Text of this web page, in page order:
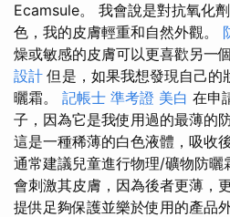
Ecamsule。 我會說是對抗氧化
色，我的皮膚輕重和自然外觀。
燥或敏感的皮膚可以更喜歡另一
設計 但是，如果我想發現自己的
曬霜。 記帳士 準考證 美白 在申
子，因為它是我使用過的最薄的
這是一種稀薄的白色液體，吸收
通常建議兒童進行物理/礦物防曬
會刺激其皮膚，因為後者更薄，
提供足夠保護並樂於使用的產品